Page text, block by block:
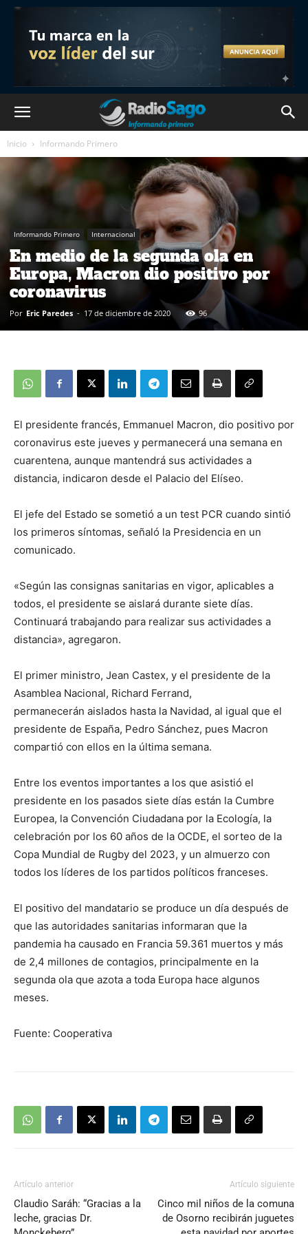
Inicio Informando Primero
Informando Primero Internacional
En medio de la segunda ola en
Europa, Macron dio positivo por
coronavirus
Por Eric Paredes - 17 de diciembre de 2020 96
El presidente francés, Emmanuel Macron, dio positivo por
coronavirus este jueves y permanecerá una semana en
cuarentena, aunque mantendrá sus actividades a
distancia, indicaron desde el Palacio del Elíseo.
El jefe del Estado se sometió a un test PCR cuando sintió
los primeros síntomas, señaló la Presidencia en un
comunicado.
«Según las consignas sanitarias en vigor, aplicables a
todos, el presidente se aislará durante siete días.
Continuará trabajando para realizar sus actividades a
distancia», agregaron.
El primer ministro, Jean Castex, y el presidente de la
Asamblea Nacional, Richard Ferrand,
permanecerán aislados hasta la Navidad, al igual que el
presidente de España, Pedro Sánchez, pues Macron
compartió con ellos en la última semana.
Entre los eventos importantes a los que asistió el
presidente en los pasados siete días están la Cumbre
Europea, la Convención Ciudadana por la Ecología, la
celebración por los 60 años de la OCDE, el sorteo de la
Copa Mundial de Rugby del 2023, y un almuerzo con
todos los líderes de los partidos políticos franceses.
El positivo del mandatario se produce un día después de
que las autoridades sanitarias informaran que la
pandemia ha causado en Francia 59.361 muertos y más
de 2,4 millones de contagios, principalmente en la
segunda ola que azota a toda Europa hace algunos
meses.
Fuente: Cooperativa
Artículo anterior
Claudio Saráh: “Gracias a la
leche, gracias Dr.
Artículo siguiente
Cinco mil niños de la comuna
de Osorno recibirán juguetes